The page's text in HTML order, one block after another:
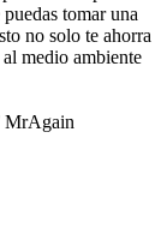
tomar una
no solo te ahorra
medio ambiente
MrAgain